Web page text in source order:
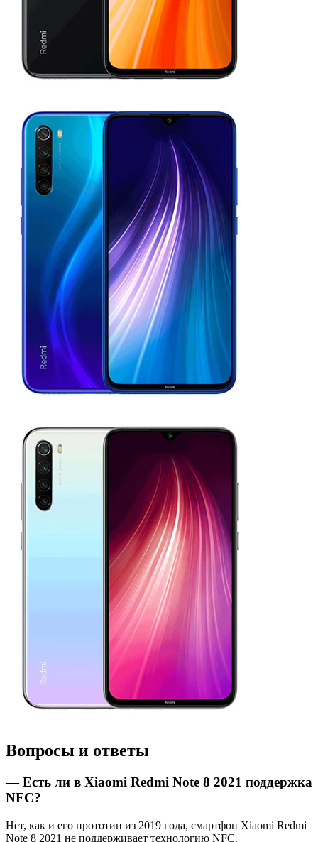
Вопросы и ответы
— Есть ли в Xiaomi Redmi Note 8 2021 поддержка
NFC?
Нет, как и его прототип из 2019 года, смартфон Xiaomi Redmi
Note 8 2021 не поддерживает технологию NFC.